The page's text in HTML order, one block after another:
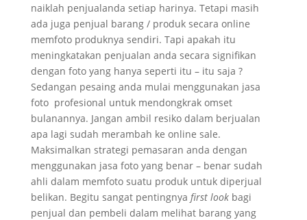
naiklah penjualanda setiap harinya. Tetapi masih
ada juga penjual barang / produk secara online
memfoto produknya sendiri. Tapi apakah itu
meningkatakan penjualan anda secara signifikan
dengan foto yang hanya seperti itu – itu saja ?
Sedangan pesaing anda mulai menggunakan jasa
foto profesional untuk mendongkrak omset
bulanannya. Jangan ambil resiko dalam berjualan
apa lagi sudah merambah ke online sale.
Maksimalkan strategi pemasaran anda dengan
menggunakan jasa foto yang benar – benar sudah
ahli dalam memfoto suatu produk untuk diperjual
belikan. Begitu sangat pentingnya first lookbagi
penjual dan pembeli dalam melihat barang yang